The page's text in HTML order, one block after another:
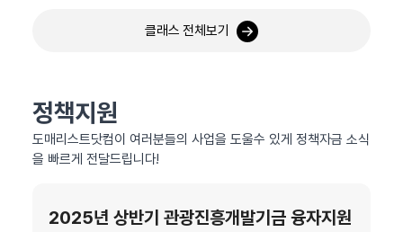
클래스 전체보기
정책지원
도매리스트닷컴이 여러분들의 사업을 도울수 있게 정책자금 소식
을 빠르게 전달드립니다!
2025년 상반기 관광진흥개발기금 융자지원